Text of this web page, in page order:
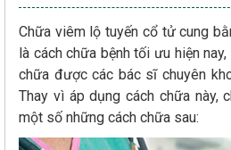
Chữa viêm lộ tuyến cổ tử cung
là cách chữa bệnh tối ưu hiện
chữa được các bác sĩ chuyên
Thay vì áp dụng cách chữa này,
một số những cách chữa sau: